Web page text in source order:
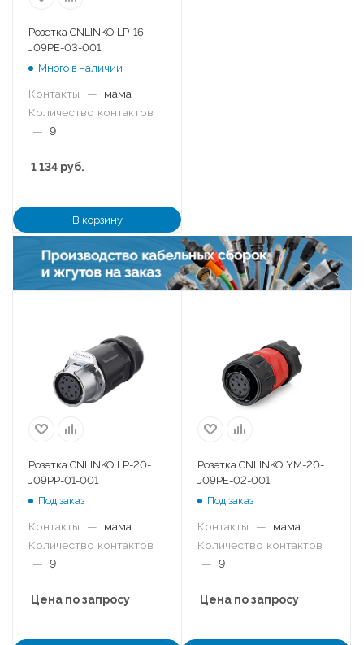
Розетка CNLINKO LP-16-
J09PE-03-001
Много в наличии
Контакты —
мама
Количество контактов
— 9
1 134 руб.
В корзину
Розетка CNLINKO LP-20-
J09PP-01-001
Под заказ
Контакты —
мама
Количество контактов
— 9
Цена по запросу
Розетка CNLINKO YM-20-
J09PE-02-001
Под заказ
Контакты —
мама
Количество контактов
— 9
Цена по запросу